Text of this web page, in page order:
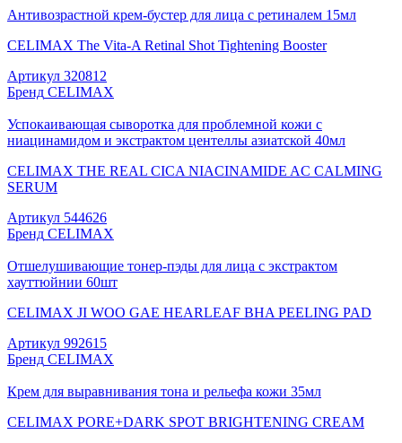
Антивозрастной крем-бустер для лица с ретиналем 15мл
CELIMAX The Vita-A Retinal Shot Tightening Booster
Артикул 320812
Бренд CELIMAX
Успокаивающая сыворотка для проблемной кожи с
ниацинамидом и экстрактом центеллы азиатской 40мл
CELIMAX THE REAL CICA NIACINAMIDE AC CALMING
SERUM
Артикул 544626
Бренд CELIMAX
Отшелушивающие тонер-пэды для лица с экстрактом
хауттюйнии 60шт
CELIMAX JI WOO GAE HEARLEAF BHA PEELING PAD
Артикул 992615
Бренд CELIMAX
Крем для выравнивания тона и рельефа кожи 35мл
CELIMAX PORE+DARK SPOT BRIGHTENING CREAM